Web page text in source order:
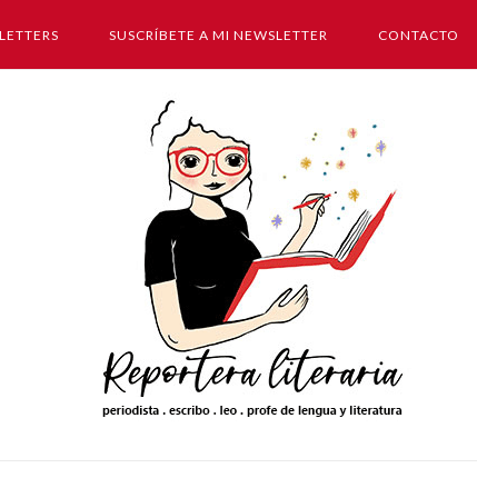
SUSCRÍBETE A MI NEWSLETTER CONTACTO